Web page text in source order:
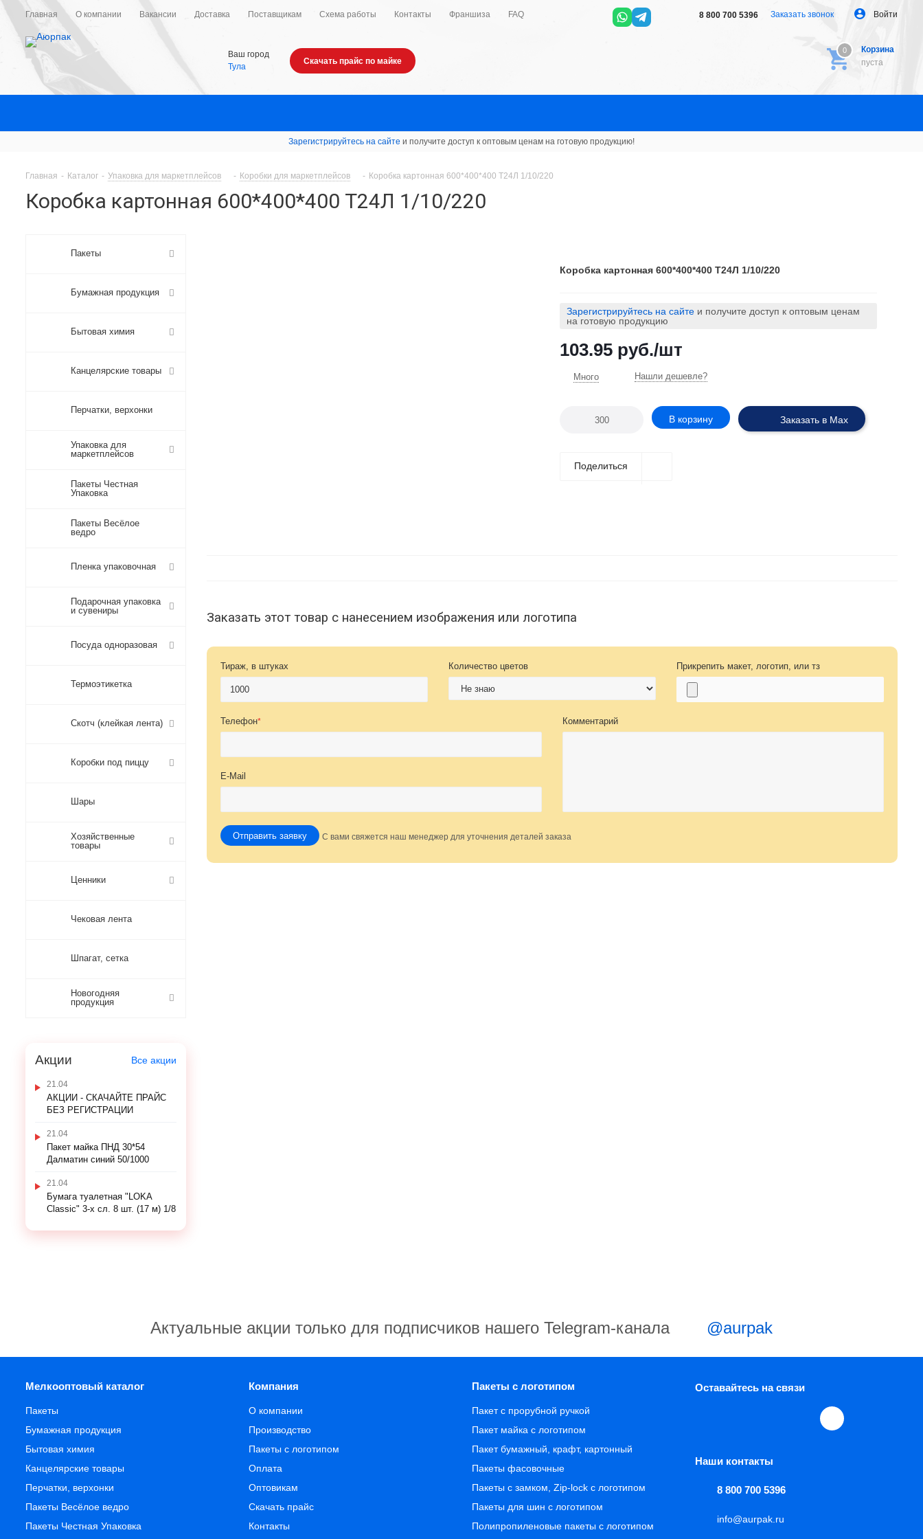
Главная О компании Вакансии Доставка Поставщикам Схема работы Контакты Франшиза FAQ Войти
8 800 700 5396 Заказать звонок
Ваш город
Тула
Скачать прайс по майке
Корзина
0
пуста
0
Зарегистрируйтесь на сайте и получите доступ к оптовым ценам на готовую продукцию!
Главная - Каталог - Упаковка для маркетплейсов - Коробки для маркетплейсов - Коробка картонная 600*400*400 Т24Л 1/10/220
Коробка картонная 600*400*400 Т24Л 1/10/220
Коробка картонная 600*400*400 Т24Л 1/10/220
Зарегистрируйтесь на сайте и получите доступ к оптовым ценам
на готовую продукцию
103.95 руб./шт
Много Нашли дешевле?
В корзину Заказать в Max
Поделиться
Заказать этот товар с нанесением изображения или логотипа
Тираж, в штуках Количество цветов Прикрепить макет, логотип, или тз
Телефон*
E-Mail
Комментарий
Отправить заявку С вами свяжется наш менеджер для уточнения деталей заказа
Пакеты
Бумажная продукция
Бытовая химия
Канцелярские товары
Перчатки, верхонки
Упаковка для
маркетплейсов
Пакеты Честная
Упаковка
Пакеты Весёлое
ведро
Пленка упаковочная
Подарочная упаковка
и сувениры
Посуда одноразовая
Термоэтикетка
Скотч (клейкая лента)
Коробки под пиццу
Шары
Хозяйственные
товары
Ценники
Чековая лента
Шпагат, сетка
Новогодняя
продукция
Акции Все акции
21.04
АКЦИИ - СКАЧАЙТЕ ПРАЙС
БЕЗ РЕГИСТРАЦИИ
21.04
Пакет майка ПНД 30*54
Далматин синий 50/1000
21.04
Бумага туалетная "LOKA
Classic" 3-х сл. 8 шт. (17 м) 1/8
Актуальные акции только для подписчиков нашего Telegram-канала @aurpak
Мелкооптовый каталог
Пакеты
Бумажная продукция
Бытовая химия
Канцелярские товары
Перчатки, верхонки
Пакеты Весёлое ведро
Пакеты Честная Упаковка
Компания
О компании
Производство
Пакеты с логотипом
Оплата
Оптовикам
Скачать прайс
Контакты
Пакеты с логотипом
Пакет с прорубной ручкой
Пакет майка с логотипом
Пакет бумажный, крафт, картонный
Пакеты фасовочные
Пакеты с замком, Zip-lock с логотипом
Пакеты для шин с логотипом
Полипропиленовые пакеты с логотипом
Оставайтесь на связи
Наши контакты
8 800 700 5396
info@aurpak.ru